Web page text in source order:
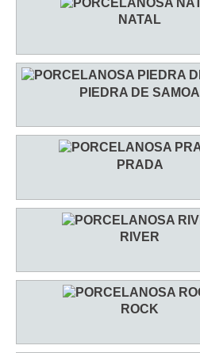
NATAL
PIEDRA DE SAMOA
PRADA
RIVER
ROCK